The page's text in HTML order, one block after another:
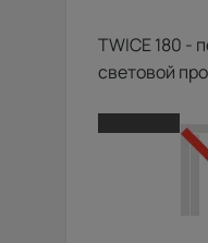
TWICE 180 -
световой